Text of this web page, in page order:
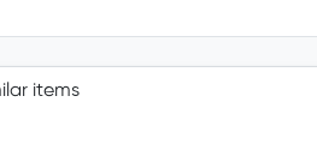
items